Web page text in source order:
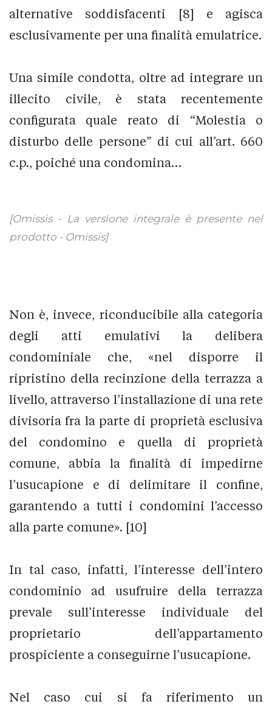
alternative soddisfacenti [8] e agisca
esclusivamente per una finalità emulatrice.
Una simile condotta, oltre ad integrare un
illecito civile, è stata recentemente
configurata quale reato di “Molestia o
disturbo delle persone” di cui all’art. 660
c.p., poiché una condomina…
[Omissis - La versione integrale è presente nel
prodotto - Omissis]
Non è, invece, riconducibile alla categoria
degli atti emulativi la delibera
condominiale che, «nel disporre il
ripristino della recinzione della terrazza a
livello, attraverso l’installazione di una rete
divisoria fra la parte di proprietà esclusiva
del condomino e quella di proprietà
comune, abbia la finalità di impedirne
l’usucapione e di delimitare il confine,
garantendo a tutti i condomini l’accesso
alla parte comune». [10]
In tal caso, infatti, l’interesse dell’intero
condominio ad usufruire della terrazza
prevale sull’interesse individuale del
proprietario dell’appartamento
prospiciente a conseguirne l’usucapione.
Nel caso cui si fa riferimento un